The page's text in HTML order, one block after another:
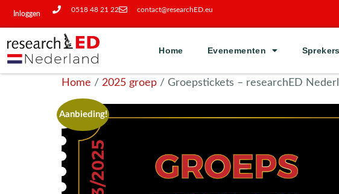
Inloggen
0518 48 21 22 contact@researchED.eu
Home Evenementen Sprekers
Home / 2025 groep / Groepstickets – researchED
Aanbieding!